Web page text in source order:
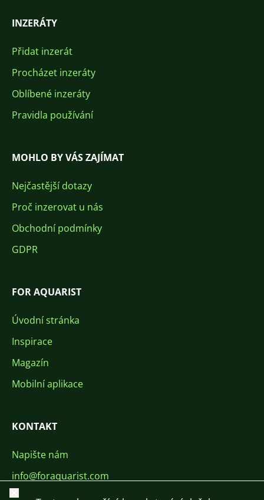
INZERÁTY
Přidat inzerát
Procházet inzeráty
Oblíbené inzeráty
Pravidla používání
MOHLO BY VÁS ZAJÍMAT
Nejčastější dotazy
Proč inzerovat u nás
Obchodní podmínky
GDPR
FOR AQUARIST
Úvodní stránka
Inspirace
Magazín
Mobilní aplikace
KONTAKT
Napište nám
info@foraquarist.com
+420 603 449 602
Zavřít